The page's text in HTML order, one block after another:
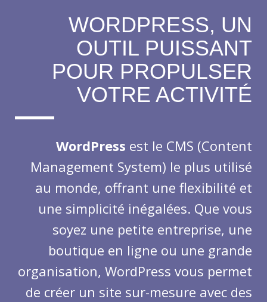
WORDPRESS, UN
OUTIL PUISSANT
POUR PROPULSER
VOTRE ACTIVITÉ
WordPress est le CMS (Content
Management System) le plus utilisé
au monde, offrant une flexibilité et
une simplicité inégalées. Que vous
soyez une petite entreprise, une
boutique en ligne ou une grande
organisation, WordPress vous permet
de créer un site sur-mesure avec des